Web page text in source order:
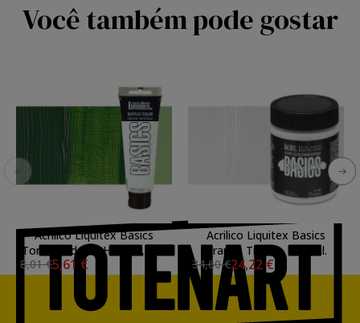
Você também pode gostar
Acrilico Liquitex Basics
Tono Verde de Hooker, 118
ml.
8,01 €5,61 €
Acrilico Liquitex Basics
Branco Titanio, 946 ml.
34,60 €24,22 €